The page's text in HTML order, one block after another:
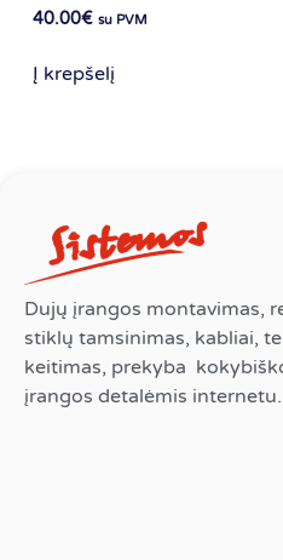
40.00€ su PVM
Į krepšelį
Dujų įrangos montavimas,
stiklų tamsinimas, kabliai,
keitimas, prekyba
įrangos detalėmis internetu.